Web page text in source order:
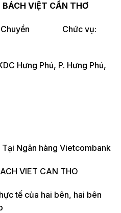
BÁCH VIỆT CẦN THƠ
Chuyền Chức vụ:
Hưng Phú, P. Hưng Phú,
Ngân hàng Vietcombank
VIET CAN THO
tế của hai bên, hai bên